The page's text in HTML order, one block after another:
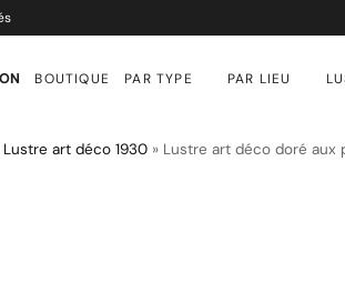
BOUTIQUE PAR TYPE PAR LIEU
Lustre art déco 1930 » Lustre art déco doré aux